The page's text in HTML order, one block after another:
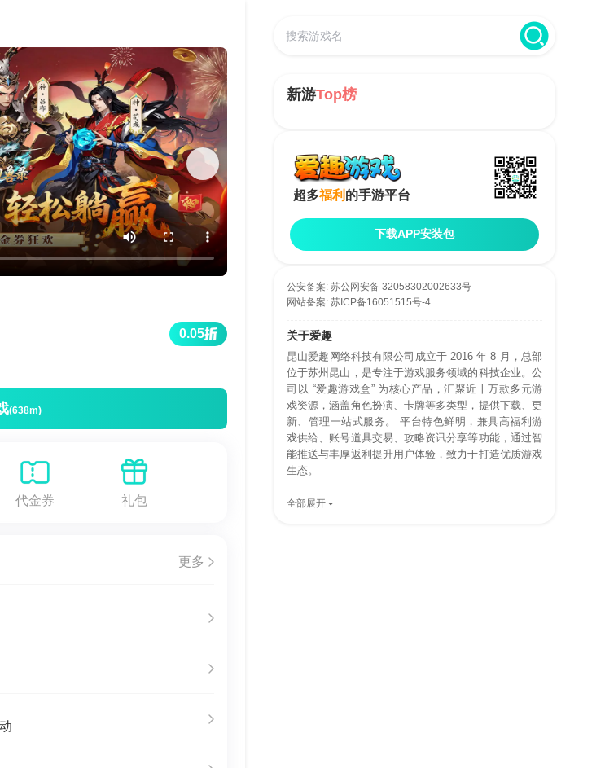
0.05
(638m)
代金券 礼包
更多
新游Top榜
超多福利 的手游平台
下载APP安装包
公安备案: 苏公网安备 32058302002633号
网站备案: 苏ICP备16051515号-4
关于爱趣
昆山爱趣网络科技有限公司成立于 2016 年 8 月，总部
位于苏州昆山，是专注于游戏服务领域的科技企业。公
司以 “爱趣游戏盒” 为核心产品，汇聚近十万款多元游
戏资源，涵盖角色扮演、卡牌等多类型，提供下载、更
新、管理一站式服务。 平台特色鲜明，兼具高福利游
戏供给、账号道具交易、攻略资讯分享等功能，通过智
能推送与丰厚返利提升用户体验，致力于打造优质游戏
生态。
全部展开